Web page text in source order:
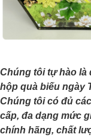
Chúng tôi tự hào là
hộp quà biếu ngày
Chúng tôi có đủ
cấp, đa dạng mức
chính hãng, chất